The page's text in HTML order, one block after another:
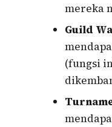
mereka
Guild
(fungsi